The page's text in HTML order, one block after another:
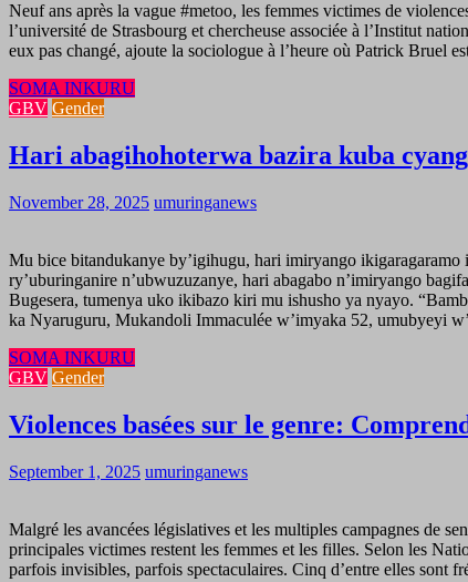
Neuf ans après la vague #metoo, les femmes victimes de
l’université de Strasbourg et chercheuse associée à l’Institut
eux pas changé, ajoute la sociologue à l’heure où Patrick Bruel
SOMA INKURU
GBV Gender
Hari abagihohoterwa bazira kuba
November 28, 2025 umuringanews
Mu bice bitandukanye by’igihugu, hari imiryango
ry’uburinganire n’ubwuzuzanye, hari abagabo n’imiryango
Bugesera, tumenya uko ikibazo kiri mu ishusho ya nyayo.
ka Nyaruguru, Mukandoli Immaculée w’imyaka 52, umubyeyi
SOMA INKURU
GBV Gender
Violences basées sur le genre:
September 1, 2025 umuringanews
Malgré les avancées législatives et les multiples campagnes de
principales victimes restent les femmes et les filles. Selon les
parfois invisibles, parfois spectaculaires. Cinq d’entre elles